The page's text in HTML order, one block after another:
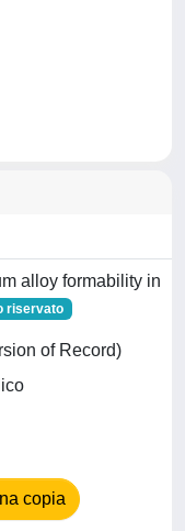
alloy formability in
riservato
of Record)
copia